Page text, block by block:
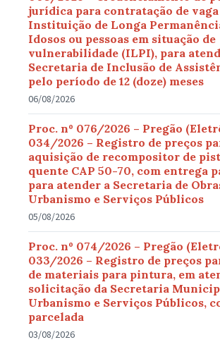
jurídica para contratação de
Instituição de Longa
Idosos ou pessoas em situação de
vulnerabilidade (ILPI), para
Secretaria de Inclusão de
pelo período de 12 (doze) meses
06/08/2026
Proc. nº 076/2026 – Pregão
034/2026 – Registro de preços
aquisição de recompositor de
quente CAP 50-70, com entrega
para atender a Secretaria de
Urbanismo e Serviços Públicos
05/08/2026
Proc. nº 074/2026 – Pregão
033/2026 – Registro de preços
de materiais para pintura, em
solicitação da Secretaria
Urbanismo e Serviços Públicos,
parcelada
03/08/2026